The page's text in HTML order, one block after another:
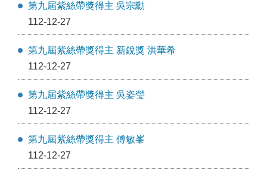
第九屆紫絲帶獎得主 吳宗勳
112-12-27
第九屆紫絲帶獎得主 新銳獎 洪華希
112-12-27
第九屆紫絲帶獎得主 吳姿瑩
112-12-27
第九屆紫絲帶獎得主 傅敏峯
112-12-27